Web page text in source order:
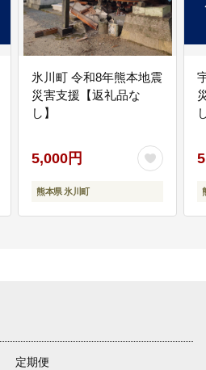
氷川町 令和8年熊本地震
災害支援【返礼品な
し】
5,000円
熊本県 氷川町
定期便